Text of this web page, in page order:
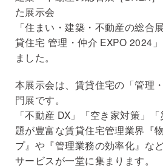
た展示会
「住まい・建築・不動産の総合
貸住宅 管理・仲介 EXPO 2024
ました。
本展示会は、賃貸住宅の「管理
門展です。
「不動産 DX」「空き家対策」
題が豊富な賃貸住宅管理業界『
プ』や『管理業務の効率化』な
サービスが一堂に集まります。